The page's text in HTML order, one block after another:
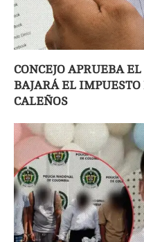
CONCEJO APRUEBA
BAJARÁ EL
CALEÑOS